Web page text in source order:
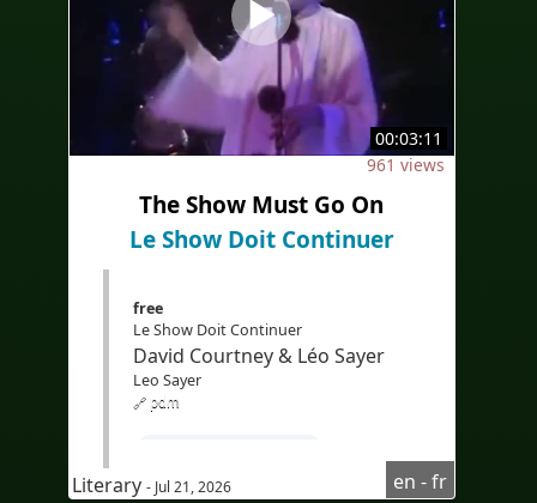
#Traduction
#IA
#Bilingual
#bilingualcaptions
#Translation
#AI
#eLearning
00:03:11
961 views
The Show Must Go On
Le Show Doit Continuer
free
Le Show Doit Continuer
David Courtney & Léo Sayer
Leo Sayer
🔗 pdm
#coursd'anglaispourfrancophone
Literary - Jul 21, 2026 en - fr